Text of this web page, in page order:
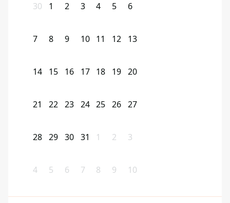
30 1 2 3 4 5 6
7 8 9 10 11 12 13
14 15 16 17 18 19 20
21 22 23 24 25 26 27
28 29 30 31 1 2 3
4 5 6 7 8 9 10